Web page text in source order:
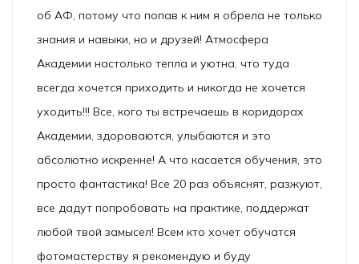
об АФ, потому что попав к ним я обрела не только
знания и навыки, но и друзей! Атмосфера
Академии настолько тепла и уютна, что туда
всегда хочется приходить и никогда не хочется
уходить!!! Все, кого ты встречаешь в коридорах
Академии, здороваются, улыбаются и это
абсолютно искренне! А что касается обучения, это
просто фантастика! Все 20 раз объяснят, разжуют,
все дадут попробовать на практике, поддержат
любой твой замысел! Всем кто хочет обучатся
фотомастерству я рекомендую и буду